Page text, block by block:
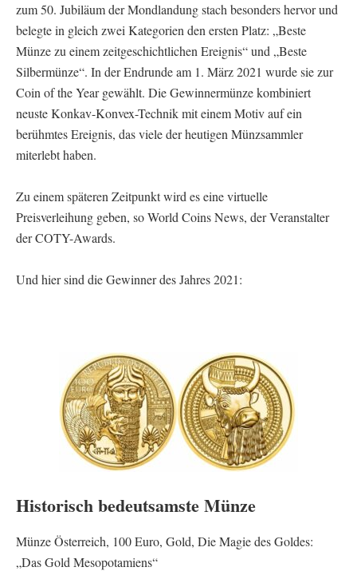
zum 50. Jubiläum der Mondlandung stach besonders hervor und
belegte in gleich zwei Kategorien den ersten Platz: „Beste
Münze zu einem zeitgeschichtlichen Ereignis“ und „Beste
Silbermünze“. In der Endrunde am 1. März 2021 wurde sie zur
Coin of the Year gewählt. Die Gewinnermünze kombiniert
neuste Konkav-Konvex-Technik mit einem Motiv auf ein
berühmtes Ereignis, das viele der heutigen Münzsammler
miterlebt haben.
Zu einem späteren Zeitpunkt wird es eine virtuelle
Preisverleihung geben, so World Coins News, der Veranstalter
der COTY-Awards.
Und hier sind die Gewinner des Jahres 2021:
Historisch bedeutsamste Münze
Münze Österreich, 100 Euro, Gold, Die Magie des Goldes:
„Das Gold Mesopotamiens“